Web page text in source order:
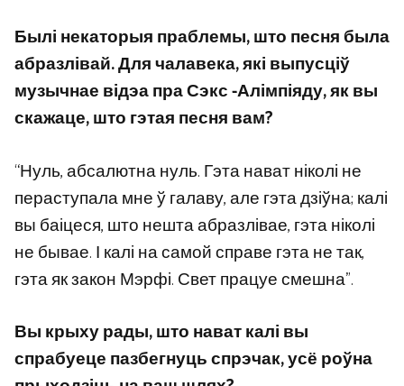
Былі некаторыя праблемы, што песня была
абразлівай. Для чалавека, які выпусціў
музычнае відэа пра Сэкс -Алімпіяду, як вы
скажаце, што гэтая песня вам?
“Нуль, абсалютна нуль. Гэта нават ніколі не
пераступала мне ў галаву, але гэта дзіўна; калі
вы баіцеся, што нешта абразлівае, гэта ніколі
не бывае. І калі на самой справе гэта не так,
гэта як закон Мэрфі. Свет працуе смешна”.
Вы крыху рады, што нават калі вы
спрабуеце пазбегнуць спрэчак, усё роўна